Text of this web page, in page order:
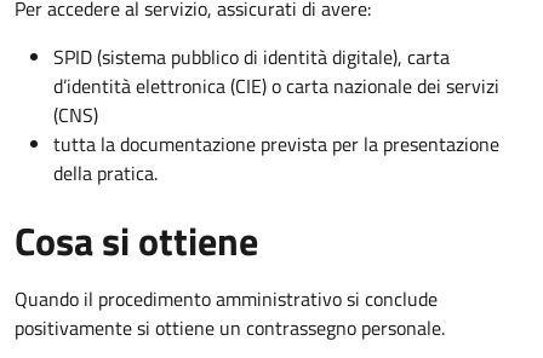
Per accedere al servizio, assicurati di avere:
SPID (sistema pubblico di identità digitale), carta
d’identità elettronica (CIE) o carta nazionale dei servizi
(CNS)
tutta la documentazione prevista per la presentazione
della pratica.
Cosa si ottiene
Quando il procedimento amministrativo si conclude
positivamente si ottiene un contrassegno personale.